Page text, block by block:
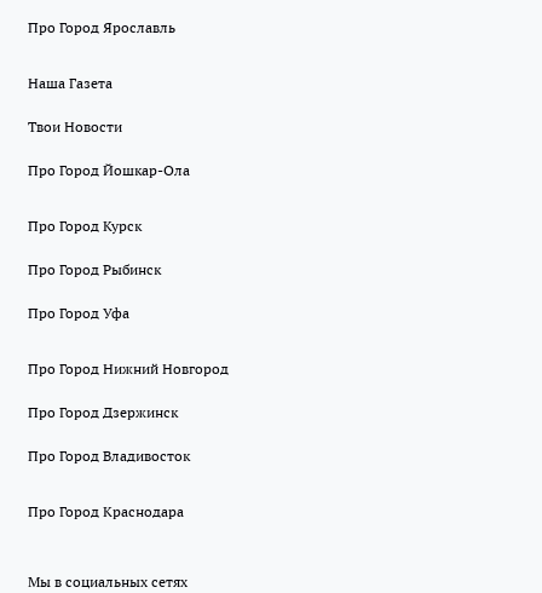
Про Город Ярославль
Наша Газета
Твои Новости
Про Город Йошкар-Ола
Про Город Курск
Про Город Рыбинск
Про Город Уфа
Про Город Нижний Новгород
Про Город Дзержинск
Про Город Владивосток
Про Город Краснодара
Мы в социальных сетях